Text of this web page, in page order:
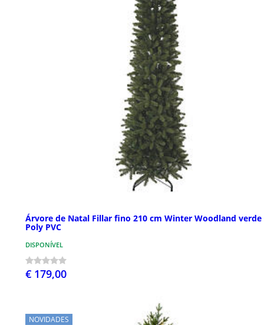
Árvore de Natal Fillar fino 210 cm Winter Woodland verde
Poly PVC
DISPONÍVEL
€ 179,00
NOVIDADES